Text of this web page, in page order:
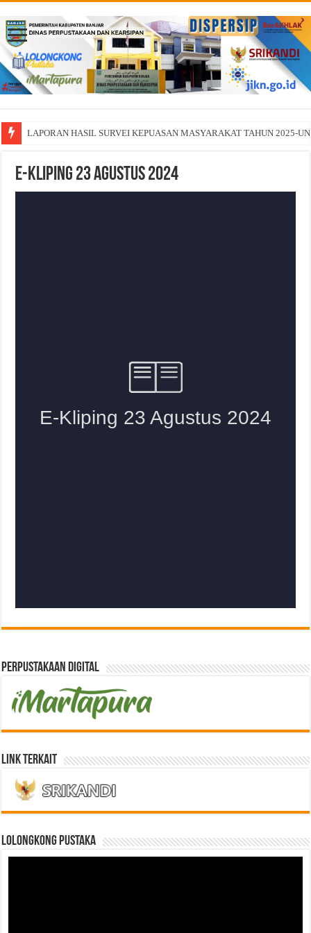
LAPORAN HASIL SURVEI KEPUASAN MASYARAKAT TAHUN 2025-
E-Kliping 23 Agustus 2024
Perpustakaan Digital
Link Terkait
LOLONGKONG PUSTAKA